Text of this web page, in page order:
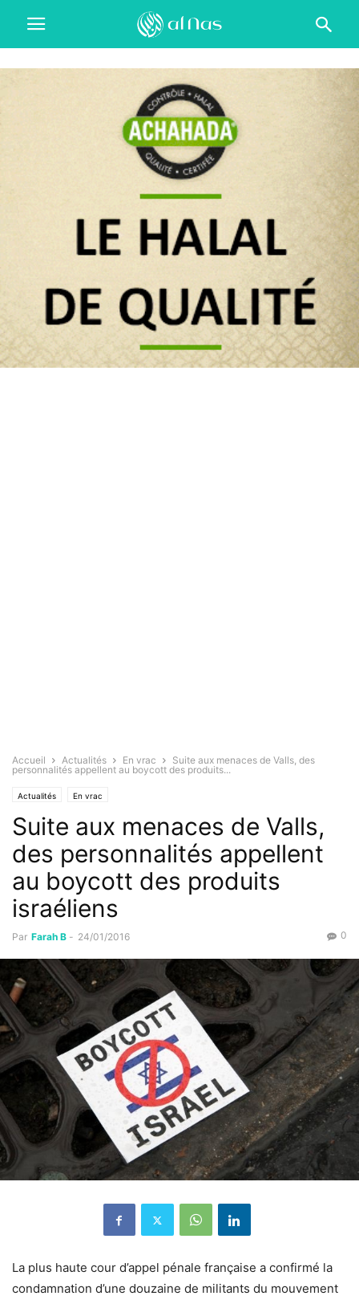
Accueil Actualités En vrac
Suite aux menaces de Valls, des
personnalités appellent au boycott des produits...
Actualités En vrac
Suite aux menaces de Valls,
des personnalités appellent
au boycott des produits
israéliens
Par Farah B - 24/01/2016 0
La plus haute cour d’appel pénale française a confirmé la
condamnation d’une douzaine de militants du mouvement